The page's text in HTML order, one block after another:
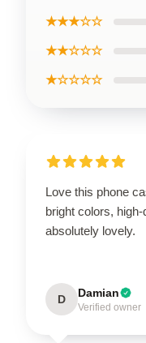
★★★☆☆
★★☆☆☆
★☆☆☆☆
Love this phone
bright colors,
absolutely lovely.
D Damian
Verified owner